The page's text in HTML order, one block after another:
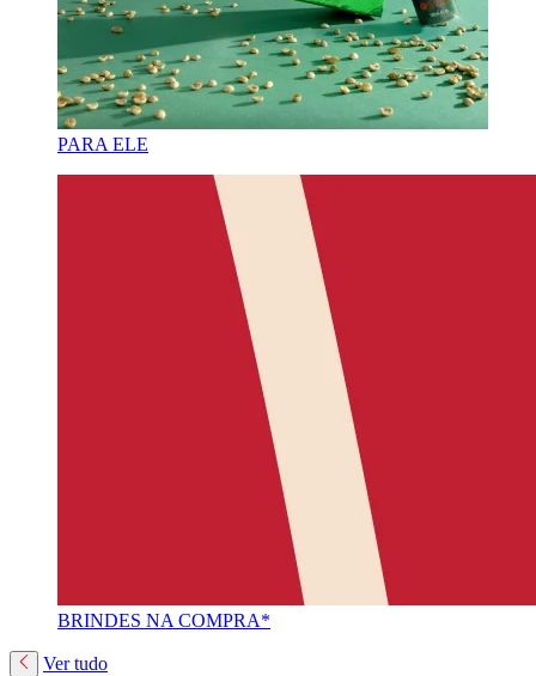
PARA ELE
BRINDES NA COMPRA*
Ver tudo